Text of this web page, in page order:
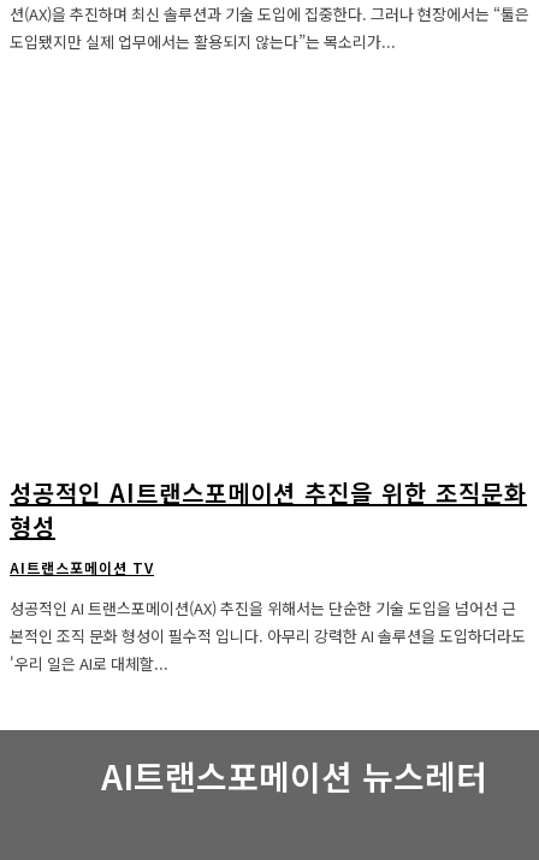
션(AX)을 추진하며 최신 솔루션과 기술 도입에 집중한다. 그러나 현장에서는 “툴은
도입됐지만 실제 업무에서는 활용되지 않는다”는 목소리가...
성공적인 AI트랜스포메이션 추진을 위한 조직문화
형성
AI트랜스포메이션 TV
성공적인 AI 트랜스포메이션(AX) 추진을 위해서는 단순한 기술 도입을 넘어선 근
본적인 조직 문화 형성이 필수적 입니다. 아무리 강력한 AI 솔루션을 도입하더라도
'우리 일은 AI로 대체할...
AI트랜스포메이션 뉴스레터